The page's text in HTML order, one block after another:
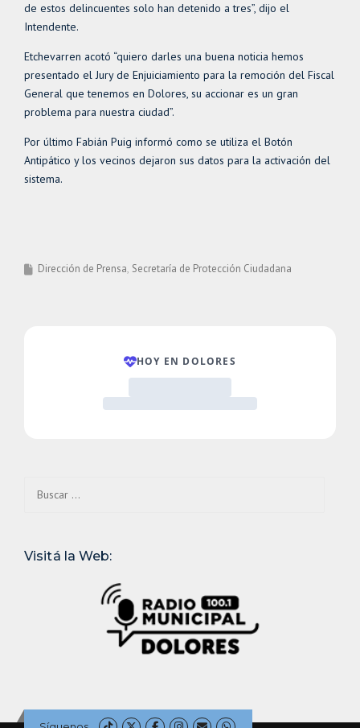
de estos delincuentes solo han detenido a tres”, dijo el
Intendente.
Etchevarren acotó “quiero darles una buena noticia hemos
presentado el Jury de Enjuiciamiento para la remoción del Fiscal
General que tenemos en Dolores, su accionar es un gran
problema para nuestra ciudad”.
Por último Fabián Puig informó como se utiliza el Botón
Antipático y los vecinos dejaron sus datos para la activación del
sistema.
Dirección de Prensa Secretaría de Protección Ciudadana
Visitá la Web: